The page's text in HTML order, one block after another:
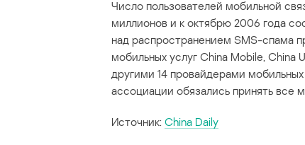
Число пользователей мобильной
миллионов и к октябрю 2006 года
над распространением SMS-спама
мобильных услуг China Mobile,
другими 14 провайдерами
ассоциации обязались принять все
Источник: China Daily